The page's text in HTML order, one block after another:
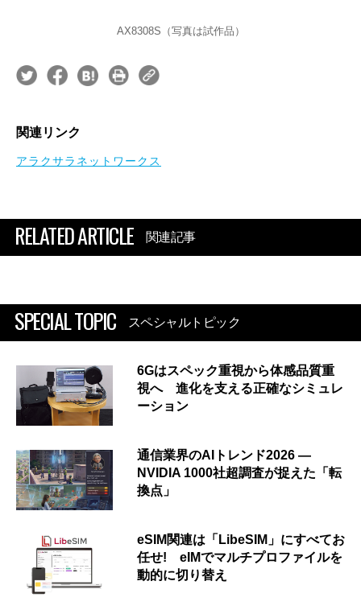
AX8308S（写真は試作品）
関連リンク
アラクサラネットワークス
RELATED ARTICLE 関連記事
SPECIAL TOPIC スペシャルトピック
6Gはスペック重視から体感品質重
視へ 進化を支える正確なシミュレ
ーション
通信業界のAIトレンド2026 ―
NVIDIA 1000社超調査が捉えた「転
換点」
eSIM関連は「LibeSIM」にすべてお
任せ! eIMでマルチプロファイルを
動的に切り替え